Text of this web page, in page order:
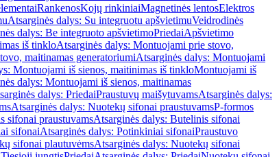
RankenosKojų rinkiniaiMagnetinės lentosElektros
Atsarginės dalys: Su integruotu apšvietimuVeidrodinės
dalys: Be integruoto apšvietimoPriedaiApšvietimo
iš tinkloAtsarginės dalys: Montuojami prie stovo,
maitinamas generatoriumiAtsarginės dalys: Montuojami
Montuojami iš sienos, maitinimas iš tinkloMontuojami iš
dalys: Montuojami iš sienos, maitinamas
dalys: PriedaiPraustuvų maišytuvamsAtsarginės dalys:
Atsarginės dalys: Nuotekų sifonai praustuvamsP-formos
sifonai praustuvamsAtsarginės dalys: Butelinis sifonai
sifonaiAtsarginės dalys: Potinkiniai sifonaiPraustuvo
sifonai plautuvėmsAtsarginės dalys: Nuotekų sifonai